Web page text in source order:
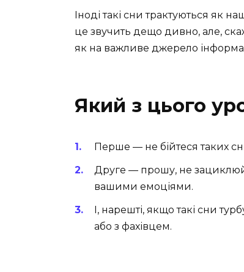
Іноді такі сни трактуються як
це звучить дещо дивно, але,
як на важливе джерело
Який з цього
Перше — не бійтеся таких
Друге — прошу, не
вашими емоціями.
І, нарешті, якщо такі сни
або з фахівцем.